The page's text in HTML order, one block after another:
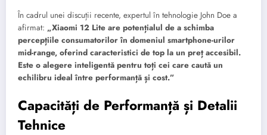
În cadrul unei discuții recente, expertul în tehnologie John Doe a
afirmat: „Xiaomi 12 Lite are potențialul de a schimba
percepțiile consumatorilor în domeniul smartphone-urilor
mid-range, oferind caracteristici de top la un preț accesibil.
Este o alegere inteligentă pentru toți cei care caută un
echilibru ideal între performanță și cost.”
Capacități de Performanță și Detalii
Tehnice